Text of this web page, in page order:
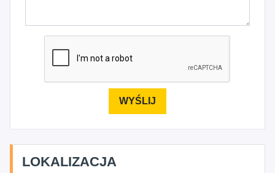
LOKALIZACJA